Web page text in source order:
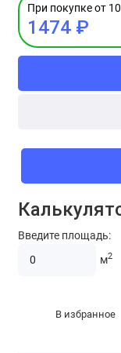
При покупке от
1474 ₽
Введите площадь:
м2
В избранное